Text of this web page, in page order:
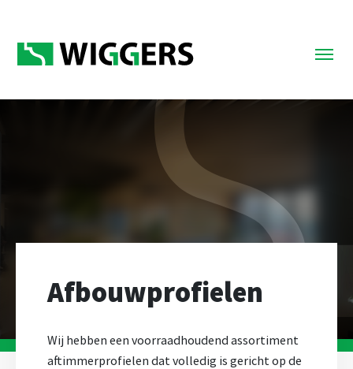
Afbouwprofielen
Wij hebben een voorraadhoudend assortiment
aftimmerprofielen dat volledig is gericht op de